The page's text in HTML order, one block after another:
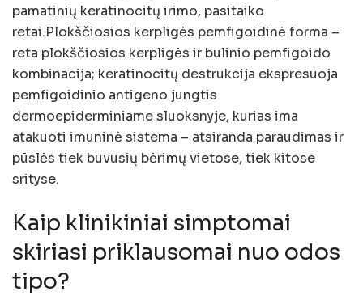
pamatinių keratinocitų irimo, pasitaiko
retai.Plokščiosios kerpligės pemfigoidinė forma –
reta plokščiosios kerpligės ir bulinio pemfigoido
kombinacija; keratinocitų destrukcija ekspresuoja
pemfigoidinio antigeno jungtis
dermoepiderminiame sluoksnyje, kurias ima
atakuoti imuninė sistema – atsiranda paraudimas ir
pūslės tiek buvusių bėrimų vietose, tiek kitose
srityse.
Kaip klinikiniai simptomai
skiriasi priklausomai nuo odos
tipo?